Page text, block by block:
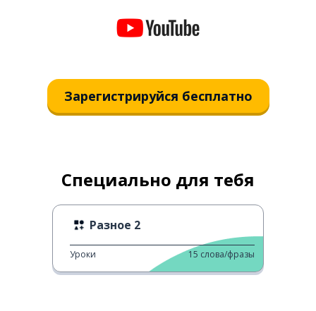
Зарегистрируйся бесплатно
Специально для тебя
Разное 2
Уроки 15 слова/фразы